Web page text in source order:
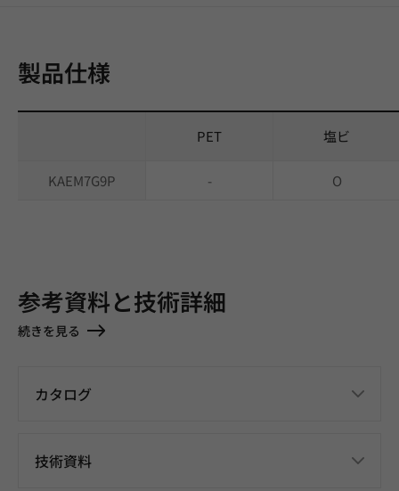
製品仕様
PET 塩ビ
KAEM7G9P - O
参考資料と技術詳細
続きを見る
カタログ
技術資料